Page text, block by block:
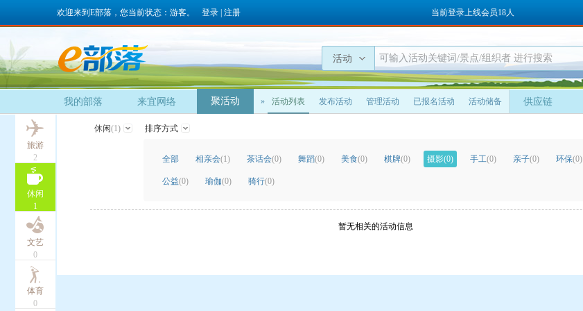
欢迎来到E部落，您当前状态：游客。 登录 注册 当前登录上线会员18人
活动
我的部落 来宜网络 聚活动 » 活动列表 发布活动 管理活动 已报名活动 活动储备 供应链
旅游
2
休闲
1
文艺
0
体育
0
休闲(1) 排序方式
全部 相亲会(1) 茶话会(0) 舞蹈(0) 美食(0) 棋牌(0) 摄影(0) 手工(0) 亲子(0) 环保(0)
公益(0) 瑜伽(0) 骑行(0)
暂无相关的活动信息